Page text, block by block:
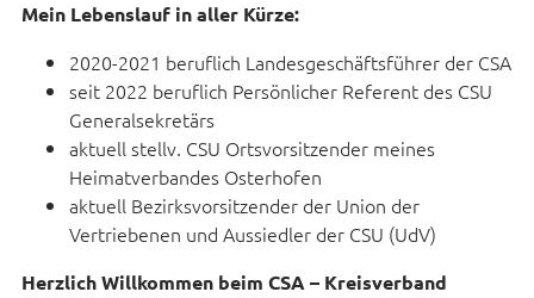
Mein Lebenslauf in aller Kürze:
2020-2021 beruflich Landesgeschäftsführer der CSA
seit 2022 beruflich Persönlicher Referent des CSU
Generalsekretärs
aktuell stellv. CSU Ortsvorsitzender meines
Heimatverbandes Osterhofen
aktuell Bezirksvorsitzender der Union der
Vertriebenen und Aussiedler der CSU (UdV)
Herzlich Willkommen beim CSA – Kreisverband